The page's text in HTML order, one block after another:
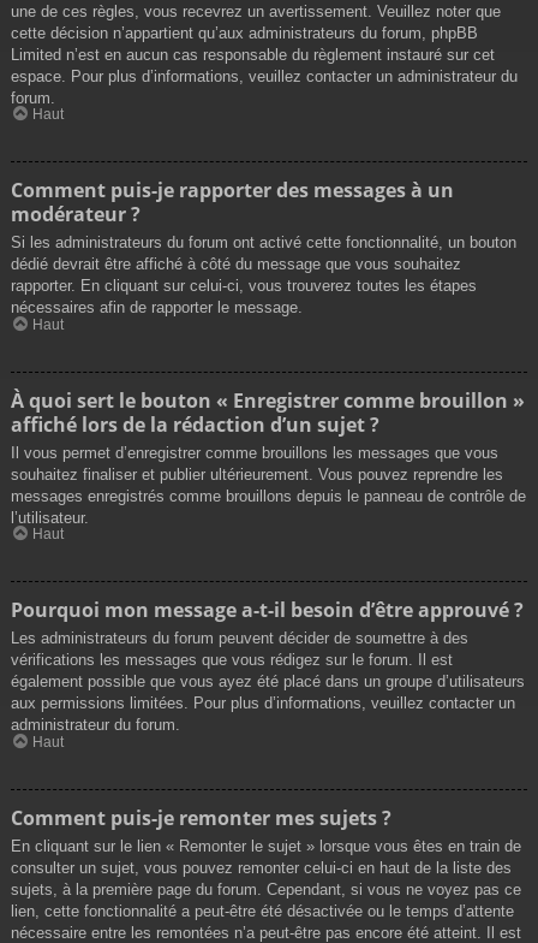
une de ces règles, vous recevrez un avertissement. Veuillez noter que
cette décision n’appartient qu’aux administrateurs du forum, phpBB
Limited n’est en aucun cas responsable du règlement instauré sur cet
espace. Pour plus d’informations, veuillez contacter un administrateur du
forum.
Haut
Comment puis-je rapporter des messages à un
modérateur ?
Si les administrateurs du forum ont activé cette fonctionnalité, un bouton
dédié devrait être affiché à côté du message que vous souhaitez
rapporter. En cliquant sur celui-ci, vous trouverez toutes les étapes
nécessaires afin de rapporter le message.
Haut
À quoi sert le bouton « Enregistrer comme brouillon »
affiché lors de la rédaction d’un sujet ?
Il vous permet d’enregistrer comme brouillons les messages que vous
souhaitez finaliser et publier ultérieurement. Vous pouvez reprendre les
messages enregistrés comme brouillons depuis le panneau de contrôle de
l’utilisateur.
Haut
Pourquoi mon message a-t-il besoin d’être approuvé ?
Les administrateurs du forum peuvent décider de soumettre à des
vérifications les messages que vous rédigez sur le forum. Il est
également possible que vous ayez été placé dans un groupe d’utilisateurs
aux permissions limitées. Pour plus d’informations, veuillez contacter un
administrateur du forum.
Haut
Comment puis-je remonter mes sujets ?
En cliquant sur le lien « Remonter le sujet » lorsque vous êtes en train de
consulter un sujet, vous pouvez remonter celui-ci en haut de la liste des
sujets, à la première page du forum. Cependant, si vous ne voyez pas ce
lien, cette fonctionnalité a peut-être été désactivée ou le temps d’attente
nécessaire entre les remontées n’a peut-être pas encore été atteint. Il est